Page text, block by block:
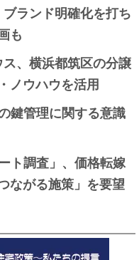
ランド明確化を打ち
も
、横浜都筑区の分譲
ノウハウを活用
鍵管理に関する意識
ト調査」、価格転嫁
ながる施策」を要望